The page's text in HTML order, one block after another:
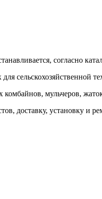
согласно
сельскохозяйственной
мульчеров,
доставку, установку и